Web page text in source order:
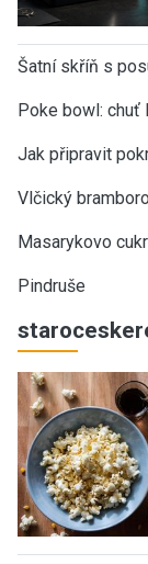
Šatní skříň s
Poke bowl: chuť
Jak připravit
Vlčický
Masarykovo
Pindruše